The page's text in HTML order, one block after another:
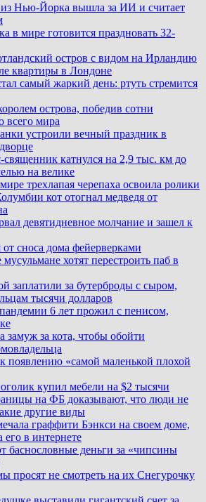
из Нью-Йорка вышла за ИИ и считает
в мире готовится праздновать 32-
остров с видом на Ирландию
квартиры в Лондоне
самый жаркий день: ртуть стремится
острова, победив сотни
всего мира
устроили вечный праздник в
священник катнулся на 2,9 тыс. км до
на велике
трехлапая черепаха освоила ролики
кот отогнал медведя от
девятидневное молчание и зашел к
сноса дома фейерверками
хотят перестроить паб в
заплатили за бутерброды с сыром,
тысячи долларов
6 лет прожил с пенисом,
замуж за кота, чтобы обойти
появлению «самой маленькой плохой
купил мебели на $2 тысячи
на ФБ доказывают, что люди не
другие виды
граффити Бэнкси на своем доме,
его в интернете
баснословные деньги за «чипсины
просят не смотреть на их Снегурочку